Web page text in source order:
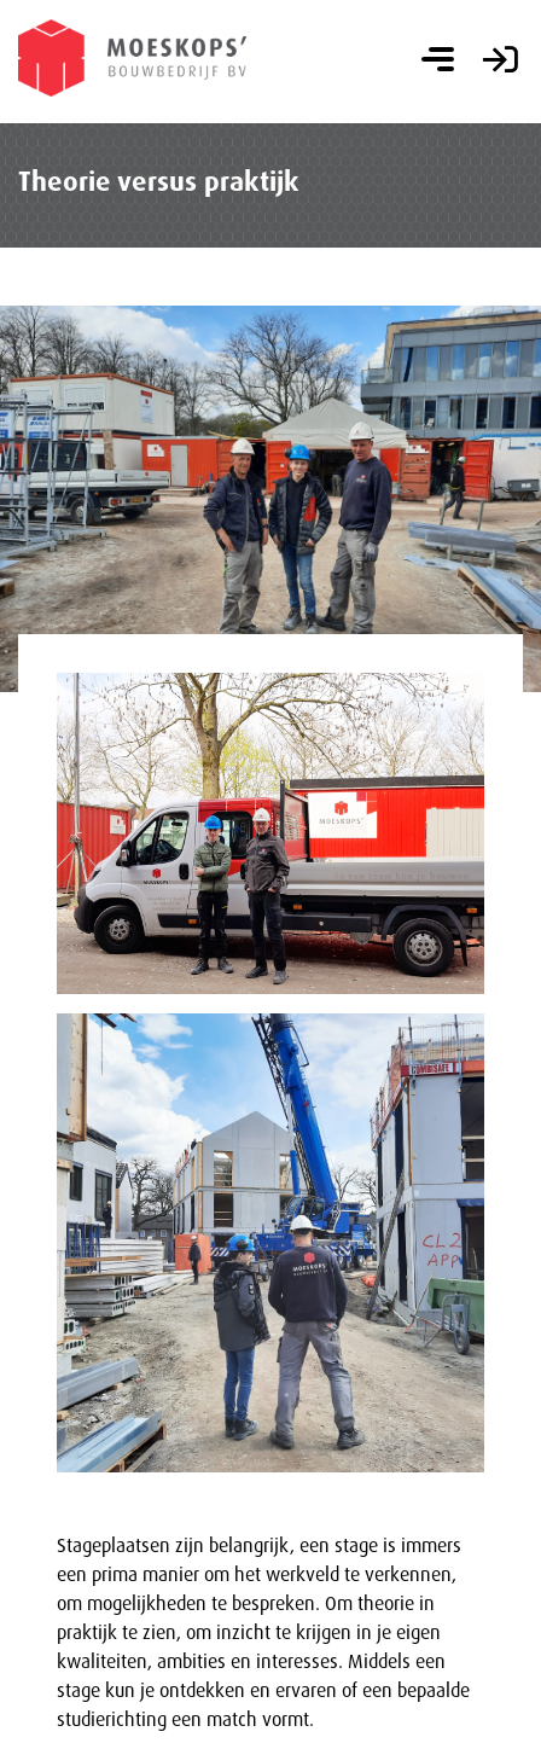
Theorie versus praktijk
Stageplaatsen zijn belangrijk, een stage is immers
een prima manier om het werkveld te verkennen,
om mogelijkheden te bespreken. Om theorie in
praktijk te zien, om inzicht te krijgen in je eigen
kwaliteiten, ambities en interesses. Middels een
stage kun je ontdekken en ervaren of een bepaalde
studierichting een match vormt.